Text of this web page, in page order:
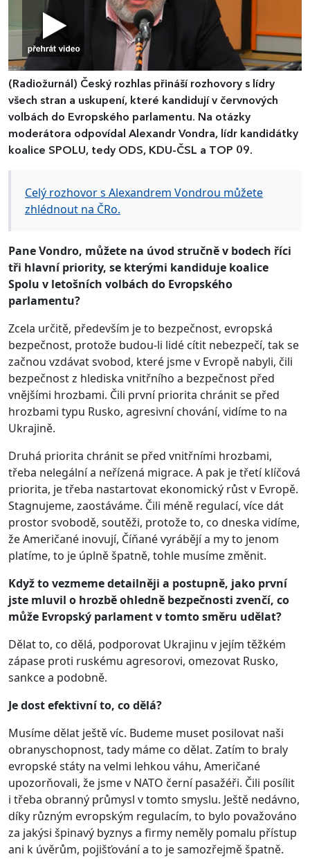
(Radiožurnál) Český rozhlas přináší rozhovory s lídry
všech stran a uskupení, které kandidují v červnových
volbách do Evropského parlamentu. Na otázky
moderátora odpovídal Alexandr Vondra, lídr kandidátky
koalice SPOLU, tedy ODS, KDU-ČSL a TOP 09.
Celý rozhovor s Alexandrem Vondrou můžete
zhlédnout na ČRo.
Pane Vondro, můžete na úvod stručně v bodech říci
tři hlavní priority, se kterými kandiduje koalice
Spolu v letošních volbách do Evropského
parlamentu?
Zcela určitě, především je to bezpečnost, evropská
bezpečnost, protože budou-li lidé cítit nebezpečí, tak se
začnou vzdávat svobod, které jsme v Evropě nabyli, čili
bezpečnost z hlediska vnitřního a bezpečnost před
vnějšími hrozbami. Čili první priorita chránit se před
hrozbami typu Rusko, agresivní chování, vidíme to na
Ukrajině.
Druhá priorita chránit se před vnitřními hrozbami,
třeba nelegální a neřízená migrace. A pak je třetí klíčová
priorita, je třeba nastartovat ekonomický růst v Evropě.
Stagnujeme, zaostáváme. Čili méně regulací, více dát
prostor svobodě, soutěži, protože to, co dneska vidíme,
že Američané inovují, Číňané vyrábějí a my to jenom
platíme, to je úplně špatně, tohle musíme změnit.
Když to vezmeme detailněji a postupně, jako první
jste mluvil o hrozbě ohledně bezpečnosti zvenčí, co
může Evropský parlament v tomto směru udělat?
Dělat to, co dělá, podporovat Ukrajinu v jejím těžkém
zápase proti ruskému agresorovi, omezovat Rusko,
sankce a podobně.
Je dost efektivní to, co dělá?
Musíme dělat ještě víc. Budeme muset posilovat naši
obranyschopnost, tady máme co dělat. Zatím to braly
evropské státy na velmi lehkou váhu, Američané
upozorňovali, že jsme v NATO černí pasažéři. Čili posílit
i třeba obranný průmysl v tomto smyslu. Ještě nedávno,
díky různým evropským regulacím, to bylo považováno
za jakýsi špinavý byznys a firmy neměly pomalu přístup
ani k úvěrům, pojišťování a to je samozřejmě špatně.